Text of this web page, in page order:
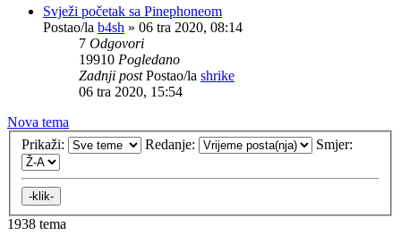
Svježi početak sa Pinephoneom
Postao/la b4sh » 06 tra 2020, 08:14
7 Odgovori
19910 Pogledano
Zadnji postPostao/la shrike
06 tra 2020, 15:54
Nova tema
Prikaži:
Redanje: Smjer:
1938 tema